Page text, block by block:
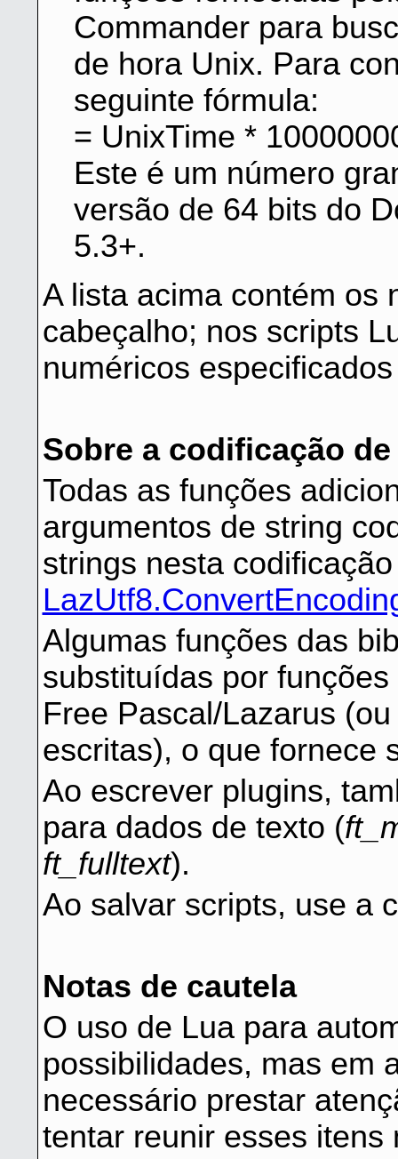
Commander para
de hora Unix. Para
seguinte fórmula:
= UnixTime *
Este é um número
versão de 64 bits do
5.3+.
A lista acima contém os
cabeçalho; nos scripts
numéricos
Sobre a codificação
Todas as funções
argumentos de string
strings nesta
Algumas funções das
substituídas por
Free Pascal/Lazarus
escritas), o que fornece
Ao escrever plugins,
para dados de texto (
ft_fulltext).
Ao salvar scripts, use a
Notas de cautela
O uso de Lua para
possibilidades, mas em
necessário prestar
tentar reunir esses itens